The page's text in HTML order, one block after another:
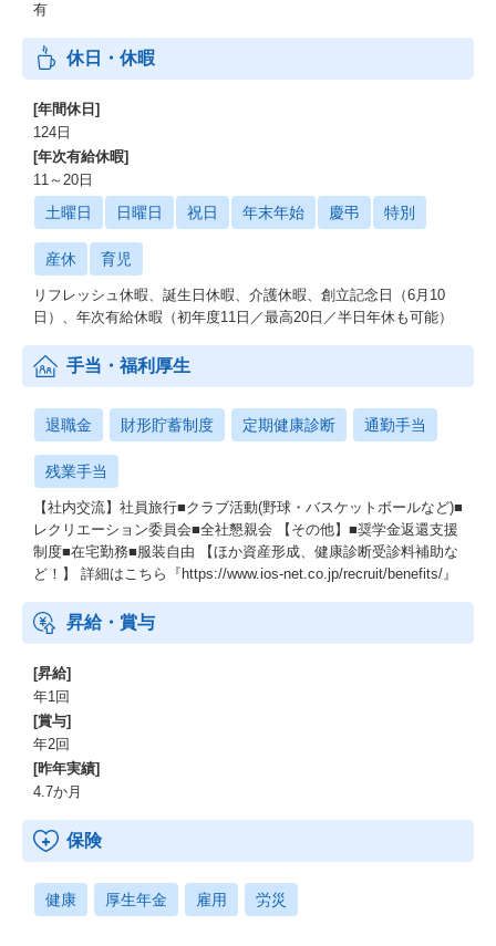
有
休日・休暇
[年間休日]
124日
[年次有給休暇]
11～20日
土曜日 日曜日 祝日 年末年始 慶弔 特別
産休 育児
リフレッシュ休暇、誕生日休暇、介護休暇、創立記念日（6月10
日）、年次有給休暇（初年度11日／最高20日／半日年休も可能）
手当・福利厚生
退職金 財形貯蓄制度 定期健康診断 通勤手当
残業手当
【社内交流】社員旅行■クラブ活動(野球・バスケットボールなど)■
レクリエーション委員会■全社懇親会 【その他】■奨学金返還支援
制度■在宅勤務■服装自由 【ほか資産形成、健康診断受診料補助な
ど！】 詳細はこちら『https://www.ios-net.co.jp/recruit/benefits/』
昇給・賞与
[昇給]
年1回
[賞与]
年2回
[昨年実績]
4.7か月
保険
健康 厚生年金 雇用 労災